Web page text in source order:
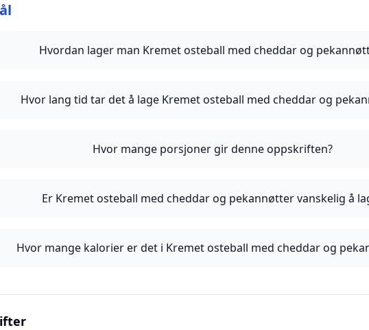
Hvordan lager man Kremet osteball med cheddar og
Hvor lang tid tar det å lage Kremet osteball med cheddar og
Hvor mange porsjoner gir denne oppskriften?
Er Kremet osteball med cheddar og pekannøtter vanskelig å
Hvor mange kalorier er det i Kremet osteball med cheddar og